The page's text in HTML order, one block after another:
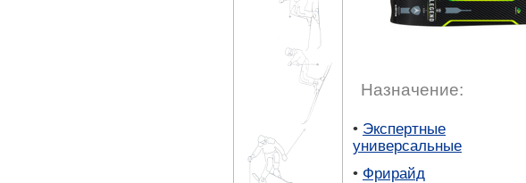
Назначение:
• Экспертные
универсальные
• Фрирайд